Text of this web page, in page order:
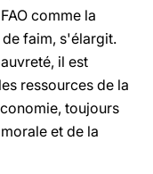
comme la
faim, s'élargit.
il est
ressources de la
toujours
et de la